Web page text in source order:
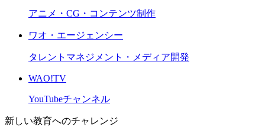
アニメ・CG・コンテンツ制作
ワオ・エージェンシー
タレントマネジメント・メディア開発
WAO!TV
YouTubeチャンネル
新しい教育へのチャレンジ